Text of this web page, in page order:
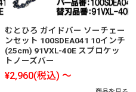
むとひろ ガイドバー ソーチェー
ンセット 100SDEA041 10インチ
(25cm) 91VXL-40E スプロケッ
トノーズバー
¥2,960(税込) ～